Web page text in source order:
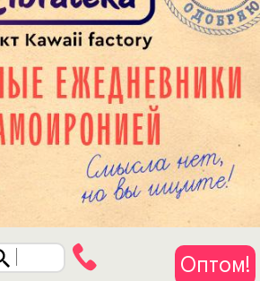
Оптом!